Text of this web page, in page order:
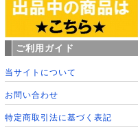
ご利用ガイド
当サイトについて
お問い合わせ
特定商取引法に基づく表記